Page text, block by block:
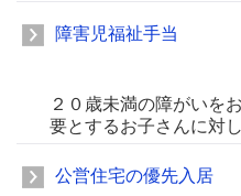
障害児福祉手当
２０歳未満の障がいを
要とするお子さんに対
公営住宅の優先入居